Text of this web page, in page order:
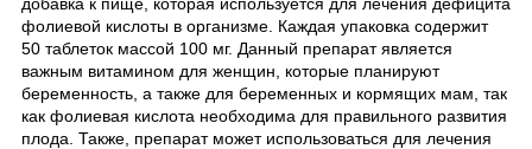
фолиевой кислоты в организме. Каждая упаковка содержит
50 таблеток массой 100 мг. Данный препарат является
важным витамином для женщин, которые планируют
беременность, а также для беременных и кормящих мам, так
как фолиевая кислота необходима для правильного развития
плода. Также, препарат может использоваться для лечения